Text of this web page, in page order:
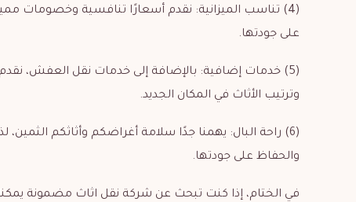
(4) تناسب الميزانية: نقدم أسعارًا تنافسية وخصومات
على جودتها.
(5) خدمات إضافية: بالإضافة إلى خدمات نقل العفش، نقدم
وترتيب الأثاث في المكان الجديد.
(6) راحة البال: يهمنا جدًا سلامة أغراضكم وأثاثكم
والحفاظ على جودتها.
في الختام، إذا كنت تبحث عن شركة نقل اثاث مضمونة